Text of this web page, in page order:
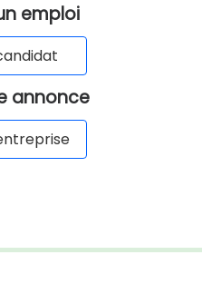
emploi
annonce